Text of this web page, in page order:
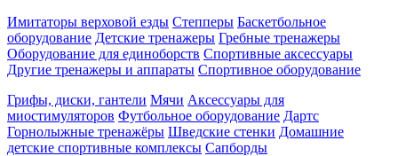
Имитаторы верховой езды Степперы Баскетбольное
оборудование Детские тренажеры Гребные тренажеры
Оборудование для единоборств Спортивные аксессуары
Другие тренажеры и аппараты Спортивное оборудование
Грифы, диски, гантели Мячи Аксессуары для
миостимуляторов Футбольное оборудование Дартс
Горнолыжные тренажёры Шведские стенки Домашние
детские спортивные комплексы Сапборды